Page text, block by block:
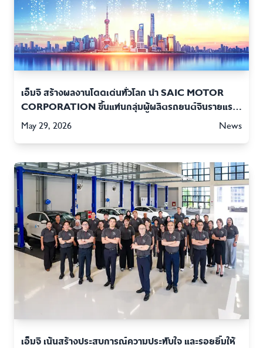
เอ็มจี สร้างผลงานโดดเด่นทั่วโลก นำ SAIC MOTOR
CORPORATION ขึ้นแท่นกลุ่มผู้ผลิตรถยนต์จีนรายแรก
ยอดส่งมอบสะสมทะลุ 100 ล้านคัน
May 29, 2026 News
เอ็มจี เน้นสร้างประสบการณ์ความประทับใจ และรอยยิ้มให้